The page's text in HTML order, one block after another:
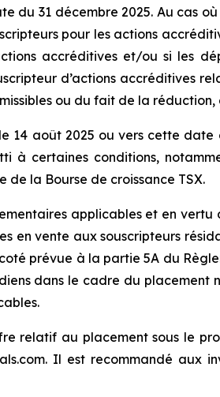
du 31 décembre 2025. Au cas
pour les actions
accréditives et/ou si les
d’actions accréditives
ou du fait de la réduction,
14 août 2025 ou vers cette
à certaines conditions,
de la Bourse de croissance TSX.
applicables et en vertu
en vente aux souscripteurs
prévue à la partie 5A du
dans le cadre du
relatif au placement sous le
Il est recommandé aux